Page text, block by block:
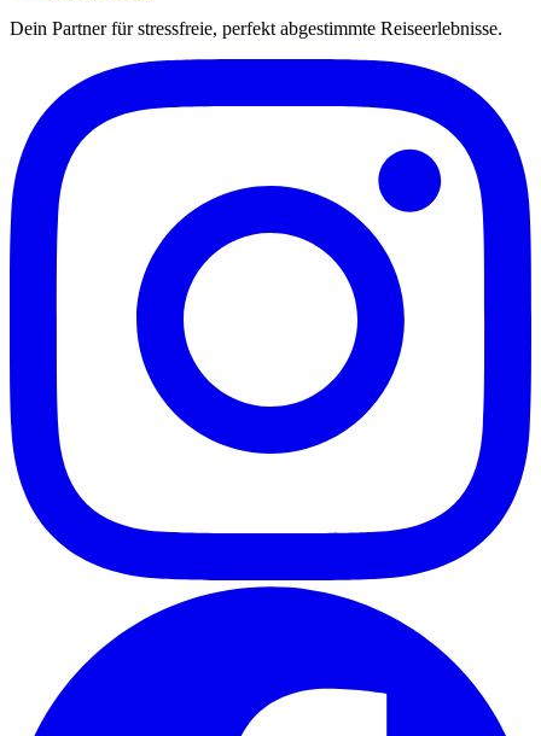
Dein Partner für stressfreie, perfekt abgestimmte Reiseerlebnisse.